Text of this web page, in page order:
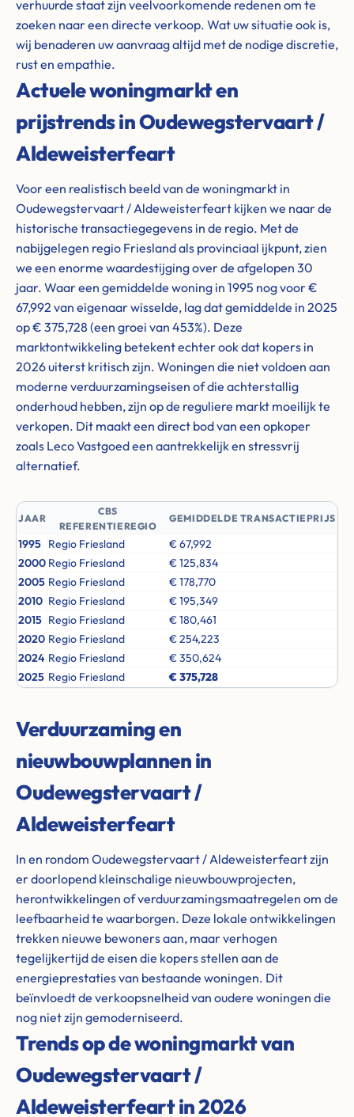
verhuurde staat zijn veelvoorkomende redenen om te
zoeken naar een directe verkoop. Wat uw situatie ook is,
wij benaderen uw aanvraag altijd met de nodige discretie,
rust en empathie.
Actuele woningmarkt en
prijstrends in Oudewegstervaart /
Aldeweisterfeart
Voor een realistisch beeld van de woningmarkt in
Oudewegstervaart / Aldeweisterfeart kijken we naar de
historische transactiegegevens in de regio. Met de
nabijgelegen regio Friesland als provinciaal ijkpunt, zien
we een enorme waardestijging over de afgelopen 30
jaar. Waar een gemiddelde woning in 1995 nog voor €
67,992 van eigenaar wisselde, lag dat gemiddelde in 2025
op € 375,728 (een groei van 453%). Deze
marktontwikkeling betekent echter ook dat kopers in
2026 uiterst kritisch zijn. Woningen die niet voldoen aan
moderne verduurzamingseisen of die achterstallig
onderhoud hebben, zijn op de reguliere markt moeilijk te
verkopen. Dit maakt een direct bod van een opkoper
zoals Leco Vastgoed een aantrekkelijk en stressvrij
alternatief.
JAAR
CBS
REFERENTIEREGIO
GEMIDDELDE TRANSACTIEPRIJS
1995 Regio Friesland
€ 67,992
2000 Regio Friesland
€ 125,834
2005 Regio Friesland
€ 178,770
2010 Regio Friesland
€ 195,349
2015 Regio Friesland
€ 180,461
2020 Regio Friesland
€ 254,223
2024 Regio Friesland
€ 350,624
2025 Regio Friesland € 375,728
Verduurzaming en
nieuwbouwplannen in
Oudewegstervaart /
Aldeweisterfeart
In en rondom Oudewegstervaart / Aldeweisterfeart zijn
er doorlopend kleinschalige nieuwbouwprojecten,
herontwikkelingen of verduurzamingsmaatregelen om de
leefbaarheid te waarborgen. Deze lokale ontwikkelingen
trekken nieuwe bewoners aan, maar verhogen
tegelijkertijd de eisen die kopers stellen aan de
energieprestaties van bestaande woningen. Dit
beïnvloedt de verkoopsnelheid van oudere woningen die
nog niet zijn gemoderniseerd.
Trends op de woningmarkt van
Oudewegstervaart /
Aldeweisterfeart in 2026